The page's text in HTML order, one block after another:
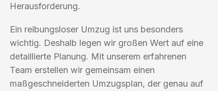
Herausforderung.
Ein reibungsloser Umzug ist uns besonders
wichtig. Deshalb legen wir großen Wert auf eine
detaillierte Planung. Mit unserem erfahrenen
Team erstellen wir gemeinsam einen
maßgeschneiderten Umzugsplan, der genau auf